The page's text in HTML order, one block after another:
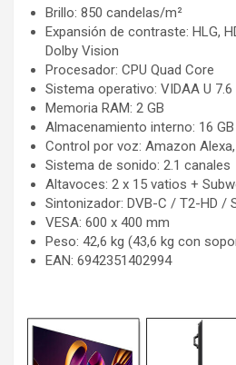
Brillo: 850 candelas/m²
Expansión de contraste: HLG,
Dolby Vision
Procesador: CPU Quad Core
Sistema operativo: VIDAA U 7.6
Memoria RAM: 2 GB
Almacenamiento interno: 16 GB
Control por voz: Amazon
Sistema de sonido: 2.1 canales
Altavoces: 2 x 15 vatios +
Sintonizador: DVB-C / T2-HD /
VESA: 600 x 400 mm
Peso: 42,6 kg (43,6 kg con
EAN: 6942351402994